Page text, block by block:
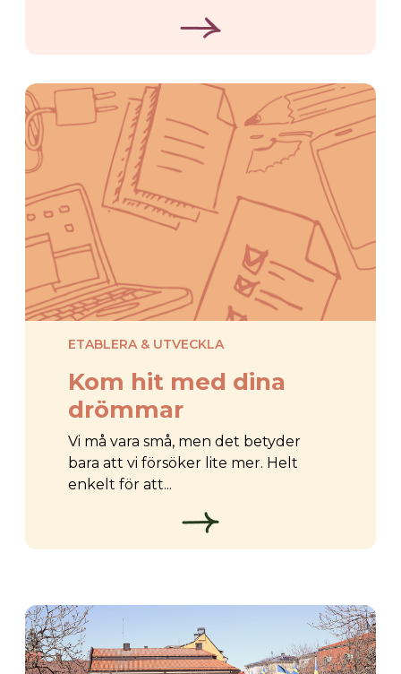
ETABLERA & UTVECKLA
Kom hit med dina
drömmar
Vi må vara små, men det betyder
bara att vi försöker lite mer. Helt
enkelt för att...